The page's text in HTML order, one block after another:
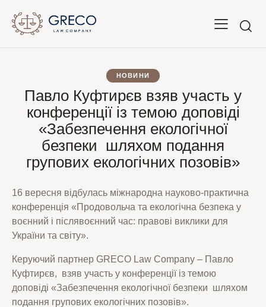
НОВИНИ
Павло Куфтирєв взяв участь у
конференції із темою доповіді
«Забезпечення екологічної
безпеки шляхом подання
групових екологічних позовів»
16 вересня відбулась міжнародна науково-практична
конференція «Продовольча та екологічна безпека у
воєнний і післявоєнний час: правові виклики для
України та світу».
Керуючий партнер GRECO Law Company – Павло
Куфтирєв, взяв участь у конференції із темою
доповіді «Забезпечення екологічної безпеки шляхом
подання групових екологічних позовів».